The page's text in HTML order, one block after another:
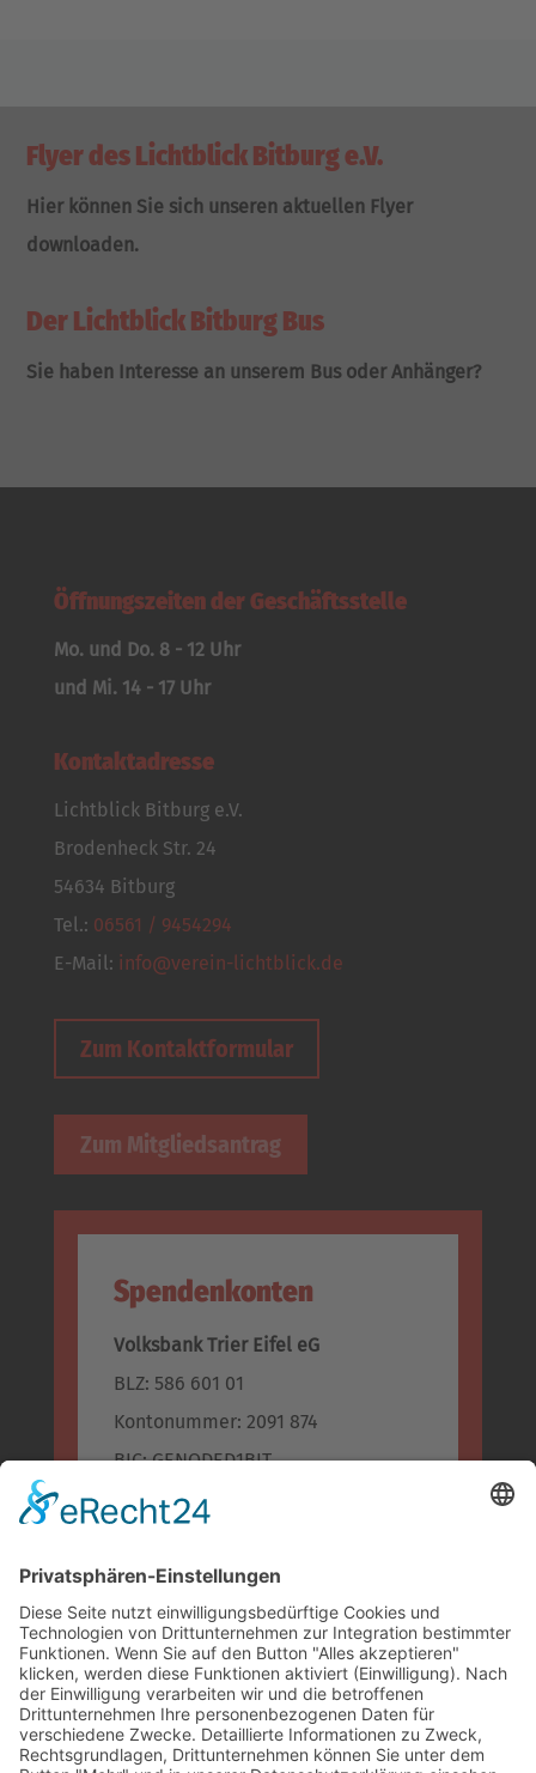
Flyer des Lichtblick Bitburg e.V.
Hier können Sie sich unseren aktuellen Flyer
downloaden.
Der Lichtblick Bitburg Bus
Sie haben Interesse an unserem Bus oder Anhänger?
Öffnungszeiten der Geschäftsstelle
Mo. und Do. 8 - 12 Uhr
und Mi. 14 - 17 Uhr
Kontaktadresse
Lichtblick Bitburg e.V.
Brodenheck Str. 24
54634 Bitburg
Tel.: 06561 / 9454294
E-Mail: info@verein-lichtblick.de
Zum Kontaktformular
Zum Mitgliedsantrag
Spendenkonten
Volksbank Trier Eifel eG
BLZ: 586 601 01
Kontonummer: 2091 874
BIC: GENODED1BIT
IBAN: DE96 5866 0101 0002 0918 74
BLZ: 586 500 30
Konto-Nr.: 955 955
BIC: MALADE51BIT
IBAN: DE74 5865 0030 0000 9559 55